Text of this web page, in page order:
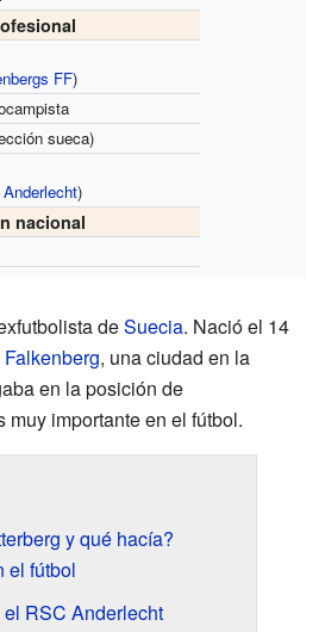
FF)
sueca)
)
nacional
deSuecia. Nació el 14
Falkenberg, una ciudad en la
en la posición de
muy importante en el fútbol.
y qué hacía?
el fútbol
RSC Anderlecht